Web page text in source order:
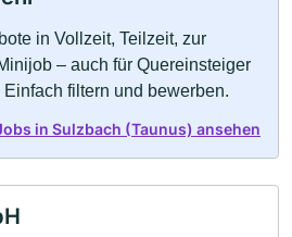
in Vollzeit, Teilzeit, zur
– auch für Quereinsteiger
filtern und bewerben.
in Sulzbach (Taunus) ansehen